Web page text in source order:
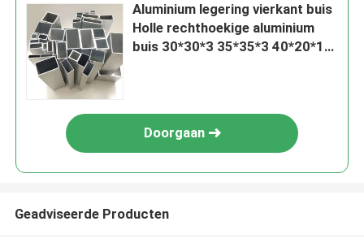
Aluminium legering vierkant buis
Holle rechthoekige aluminium
buis 30*30*3 35*35*3 40*20*1
Doorgaan
Geadviseerde Producten